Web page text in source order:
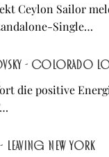
Ceylon Sailor
Single…
- Colorado
die positive
Leaving New York